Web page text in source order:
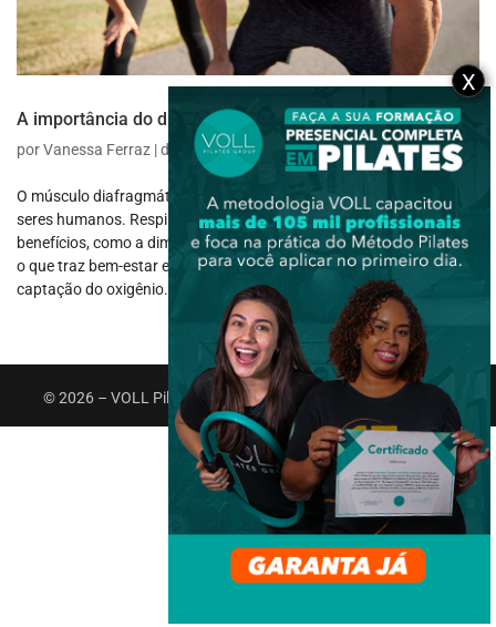
A importância do diafragma nas atividades físicas
porVanessa Ferraz |dez 6, 2021|Fisiologia
O músculo diafragmático tem uma importância vital para todos os
seres humanos. Respirar corretamente proporciona diversos
benefícios, como a diminuição da tensão muscular e da ansiedade,
o que traz bem-estar e tranquilidade. Além disso, melhora a
captação do oxigênio...
© 2026 – VOLL Pilates Group. Todos os direitos reservados.
X